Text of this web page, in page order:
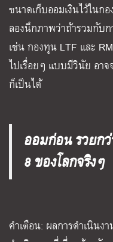
ขนาดเก็บออมเงินไว้ในก
ลองนึกภาพว่าถ้ารวมกับ
เช่น กองทุน LTF และ
ไปเรื่อยๆ แบบมีวินัย อา
ก็เป็นได้
ออมก่อน รวยก
8 ของโลกจริงๆ
คำเตือน: ผลการดำเนินง